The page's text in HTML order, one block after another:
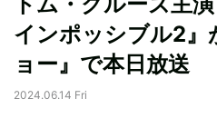
インポッシブル2』
ョー』で本日放送
2024.06.14 Fri